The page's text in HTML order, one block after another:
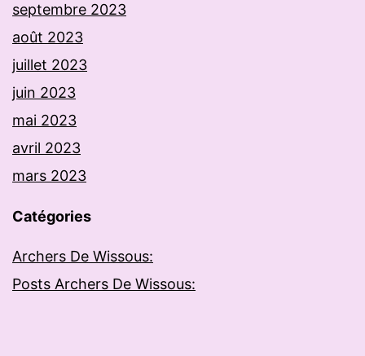
septembre 2023
août 2023
juillet 2023
juin 2023
mai 2023
avril 2023
mars 2023
Catégories
Archers De Wissous:
Posts Archers De Wissous: